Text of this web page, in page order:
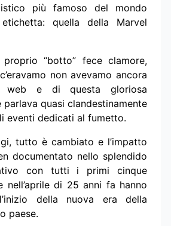
più famoso del mondo
etichetta: quella della Marvel
“botto” fece clamore,
non avevamo ancora
web e di questa gloriosa
parlava quasi clandestinamente
eventi dedicati al fumetto.
tutto è cambiato e l’impatto
documentato nello splendido
con tutti i primi cinque
nell’aprile di 25 anni fa hanno
della nuova era della
paese.